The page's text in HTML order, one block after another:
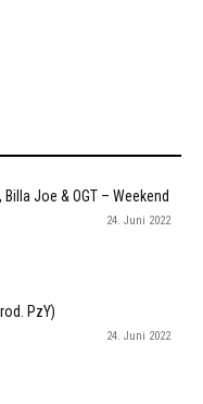
Joe & OGT – Weekend
24. Juni 2022
PzY)
24. Juni 2022